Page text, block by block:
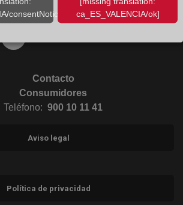
Contacto
Consumidores
Teléfono: 900 10 11 41
Aviso legal
Política de privacidad
consentNotice/learnMore]ca_ES_VALENCIA/ok]